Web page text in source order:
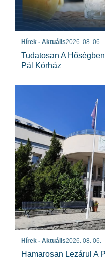
Hírek - Aktuális2026. 08. 06.
Tudatosan A
Pál Kórház
Hírek - Aktuális2026. 08. 06.
Hamarosan Lezárul A